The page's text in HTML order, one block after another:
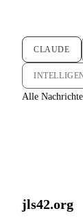
CLAUDE
Alle
jls42.org